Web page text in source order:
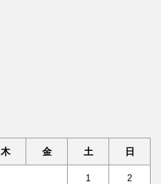
木 金 土 日
1 2